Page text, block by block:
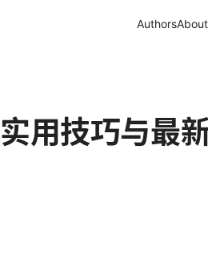
Authors
用技巧与最